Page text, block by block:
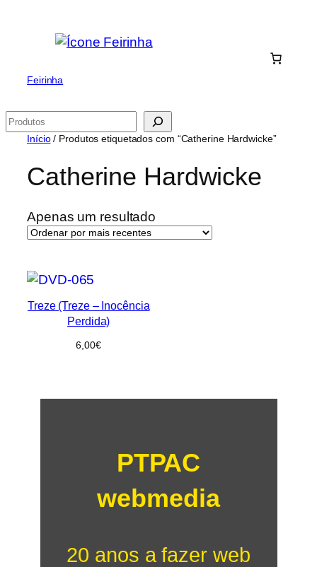
Feirinha
Pesquisar
Início/ Produtos etiquetados com “Catherine Hardwicke”
Catherine Hardwicke
Apenas um resultado
Treze (Treze – Inocência
Perdida)
6,00€
PTPAC
webmedia
20 anos a fazer web